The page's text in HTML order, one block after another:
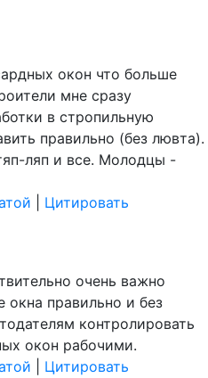
окон что больше
мне сразу
в стропильную
правильно (без лювта).
ляп и все. Молодцы -
Цитировать
очень важно
окна правильно и без
контролировать
окон рабочими.
Цитировать